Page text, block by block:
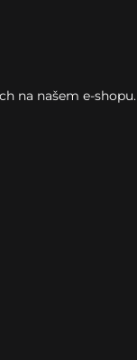
na našem e-shopu.